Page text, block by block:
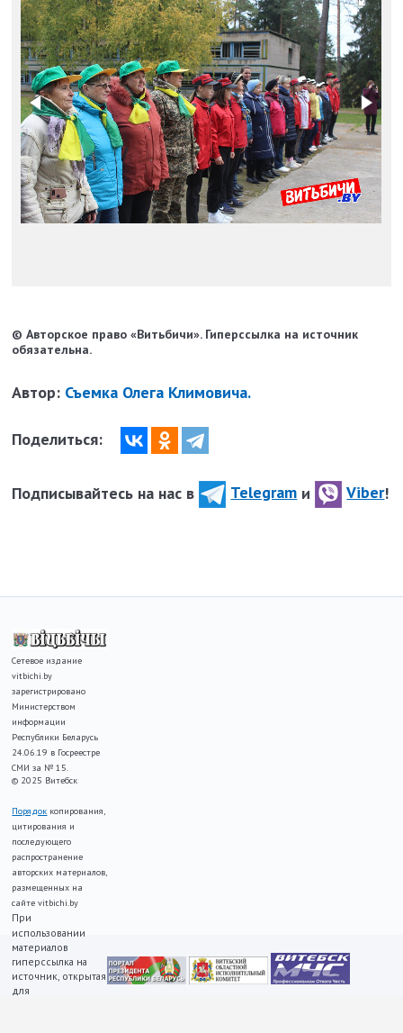
© Авторское право «Витьбичи». Гиперссылка на источник
обязательна.
Автор: Съемка Олега Климовича.
Поделиться:
Подписывайтесь на нас в Telegram и Viber!
Сетевое издание
vitbichi.by
зарегистрировано
Министерством
информации
Республики Беларусь
24.06.19 в Госреестре
СМИ за № 15.
© 2025 Витебск
Порядок копирования,
цитирования и
последующего
распространение
авторских материалов,
размещенных на
сайте vitbichi.by
При
использовании
материалов
гиперссылка на
источник, открытая
для